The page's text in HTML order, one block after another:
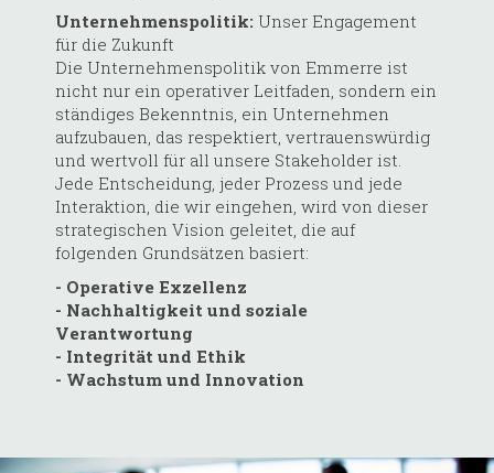
Unternehmenspolitik: Unser Engagement
für die Zukunft
Die Unternehmenspolitik von Emmerre ist
nicht nur ein operativer Leitfaden, sondern ein
ständiges Bekenntnis, ein Unternehmen
aufzubauen, das respektiert, vertrauenswürdig
und wertvoll für all unsere Stakeholder ist.
Jede Entscheidung, jeder Prozess und jede
Interaktion, die wir eingehen, wird von dieser
strategischen Vision geleitet, die auf
folgenden Grundsätzen basiert:
- Operative Exzellenz
- Nachhaltigkeit und soziale
Verantwortung
- Integrität und Ethik
- Wachstum und Innovation